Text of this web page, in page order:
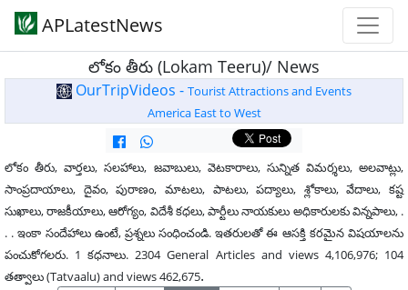
APLatestNews
లోకం తీరు (Lokam Teeru)/ News
OurTripVideos - Tourist Attractions and Events
America East to West
లోకం తీరు, వార్తలు, సలహాలు, జవాబులు, వెటకారాలు, సున్నిత విమర్శలు, అలవాట్లు,
సాంప్రదాయాలు, దైవం, పురాణం, మాటలు, పాటలు, పద్యాలు, శ్లోకాలు, వేదాలు, కష్ట
సుఖాలు, రాజకీయాలు, ఆరోగ్యం, విదేశీ కధలు, పార్టీలు నాయకులు అధికారులకు విన్నపాలు, .
. . ఇంకా సందేహాలు ఉంటే, ప్రశ్నలు సంధించండి. ఇతరులతో ఈ ఆసక్తి కరమైన విషయాలను
పంచుకోగలరు. 1 కధనాలు. 2304 General Articles and views 4,106,976; 104
తత్వాలు (Tatvaalu) and views 462,675.